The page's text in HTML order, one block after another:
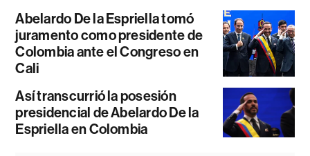
Abelardo De la Espriella tomó
juramento como presidente de
Colombia ante el Congreso en
Cali
Así transcurrió la posesión
presidencial de Abelardo De la
Espriella en Colombia